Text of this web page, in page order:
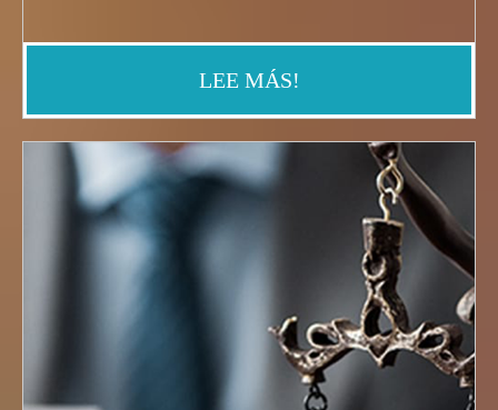
LEE MÁS!